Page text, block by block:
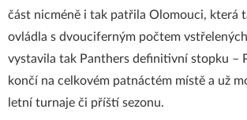
část nicméně i tak patřila Olomouci, která
ovládla s dvouciferným počtem
vystavila tak Panthers definitivní stopku –
končí na celkovém patnáctém místě a už
letní turnaje či příští sezonu.